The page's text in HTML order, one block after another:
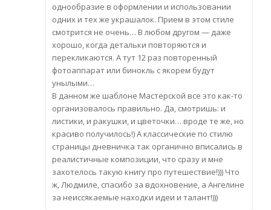
однообразие в оформлении и использовании
одних и тех же украшалок. Прием в этом стиле
смотрится не очень… В любом другом — даже
хорошо, когда детальки повторяются и
перекликаются. А тут 12 раз повторенный
фотоаппарат или бинокль с якорем будут
унылыми…
В данном же шаблоне Мастерской все это как-то
организовалось правильно. Да, смотришь: и
листики, и ракушки, и цветочки… вроде те же, но
красиво получилось!) А классические по стилю
страницы дневничка так органично вписались в
реалистичные композиции, что сразу и мне
захотелось такую книгу про путешествие!))) Что
ж, Людмиле, спасибо за вдохновение, а Ангелине
за неиссякаемые находки идеи и талант!)))